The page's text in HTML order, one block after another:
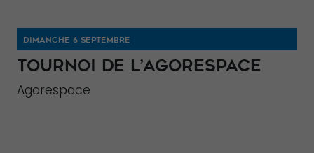
DIMANCHE 6 SEPTEMBRE
TOURNOI DE L’AGORESPACE
Agorespace